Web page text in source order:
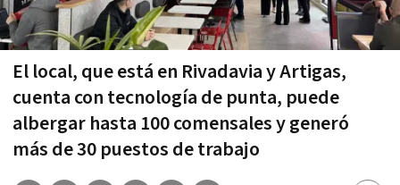
El local, que está en Rivadavia y Artigas,
cuenta con tecnología de punta, puede
albergar hasta 100 comensales y generó
más de 30 puestos de trabajo